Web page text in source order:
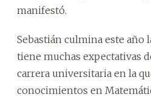
manifestó.
Sebastián culmina este año
tiene muchas expectativas
carrera universitaria en la
conocimientos en